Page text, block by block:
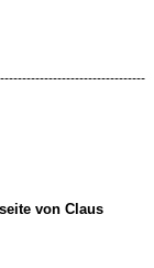
von Claus